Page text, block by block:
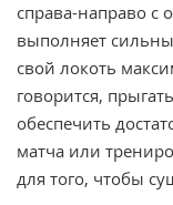
справа-направо с
выполняет
свой локоть
говорится,
обеспечить
матча или
для того, чтобы